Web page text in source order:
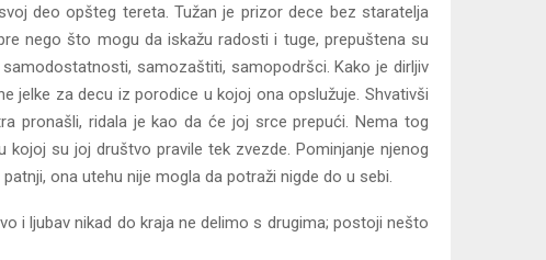
deo opšteg tereta. Tužan je prizor dece bez staratelja
nego što mogu da iskažu radosti i tuge, prepuštena su
samozaštiti, samopodršci. Kako je dirljiv
jelke za decu iz porodice u kojoj ona opslužuje. Shvativši
pronašli, ridala je kao da će joj srce prepući. Nema tog
su joj društvo pravile tek zvezde. Pominjanje njenog
ona utehu nije mogla da potraži nigde do u sebi.
i ljubav nikad do kraja ne delimo s drugima; postoji nešto